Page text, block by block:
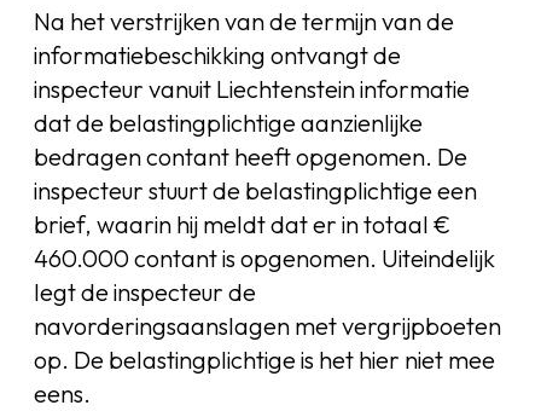
Na het verstrijken van de termijn van de
informatiebeschikking ontvangt de
inspecteur vanuit Liechtenstein informatie
dat de belastingplichtige aanzienlijke
bedragen contant heeft opgenomen. De
inspecteur stuurt de belastingplichtige een
brief, waarin hij meldt dat er in totaal €
460.000 contant is opgenomen. Uiteindelijk
legt de inspecteur de
navorderingsaanslagen met vergrijpboeten
op. De belastingplichtige is het hier niet mee
eens.